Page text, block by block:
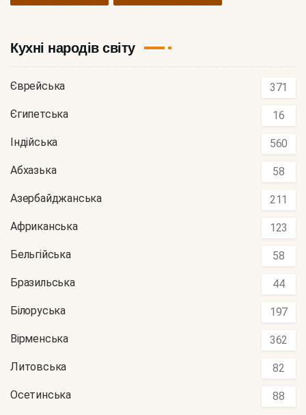
Кухні народів світу
Єврейська 371
Єгипетська 16
Індійська 560
Абхазька 58
Азербайджанська 211
Африканська 123
Бельгійська 58
Бразильська 44
Білоруська 197
Вірменська 362
Литовська 82
Осетинська 88